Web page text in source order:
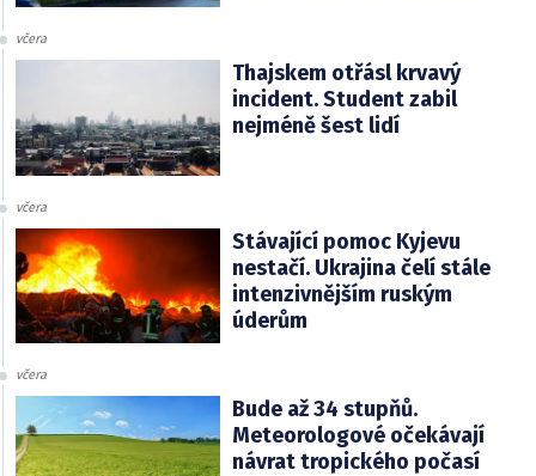
včera
Thajskem otřásl krvavý
incident. Student zabil
nejméně šest lidí
včera
Stávající pomoc Kyjevu
nestačí. Ukrajina čelí stále
intenzivnějším ruským
úderům
včera
Bude až 34 stupňů.
Meteorologové očekávají
návrat tropického počasí